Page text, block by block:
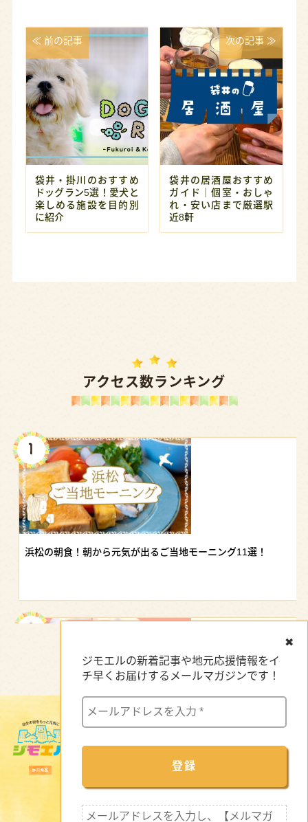
≪ 前の記事
袋井・掛川のおすすめ
ドッグラン5選！愛犬と
楽しめる施設を目的別
に紹介
次の記事 ≫
袋井の居酒屋おすすめ
ガイド｜個室・おしゃ
れ・安い店まで厳選駅
近8軒
アクセス数ランキング
浜松の朝食！朝から元気が出るご当地モーニング11選！
【浜松駅ビル】おすすめグルメ｜地元の味から駅ナカランチまで
✖
ジモエルの新着記事や地元応援情報をイ
チ早くお届けするメールマガジンです！
メールアドレスを入力し、【メルマガ
サイトマップ
特集記事
セミナー・イベント情報